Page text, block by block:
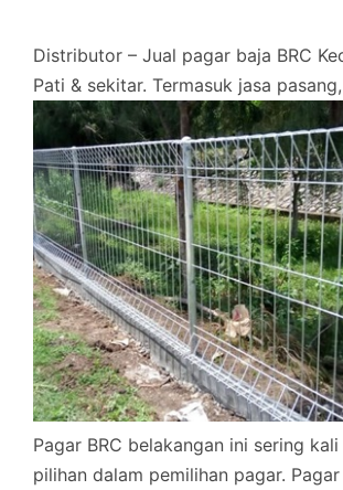
Distributor – Jual pagar baja BRC
Pati & sekitar. Termasuk jasa
Pagar BRC belakangan ini sering
pilihan dalam pemilihan pagar.